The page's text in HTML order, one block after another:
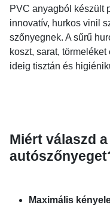
PVC anyagból készült
innovatív, hurkos vinil
szőnyegnek. A sűrű
koszt, sarat,
ideig tisztán és
Miért válaszd
Maximális